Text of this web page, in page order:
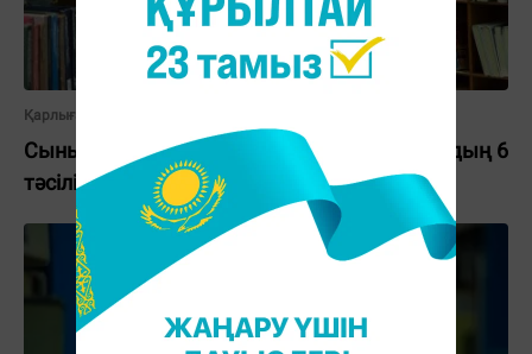
Қарлыға Бүйенбай
Сыныптастар арасында құрметке ие болудың 6
тәсілі – 2